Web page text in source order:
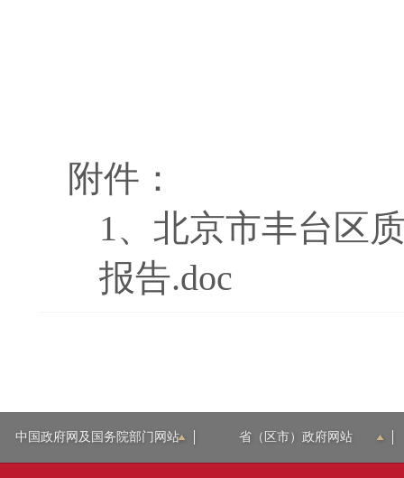
附件：
1、 北京市丰台区
报告.doc
中国政府网及国务院部门网站 省（区市）政府网站